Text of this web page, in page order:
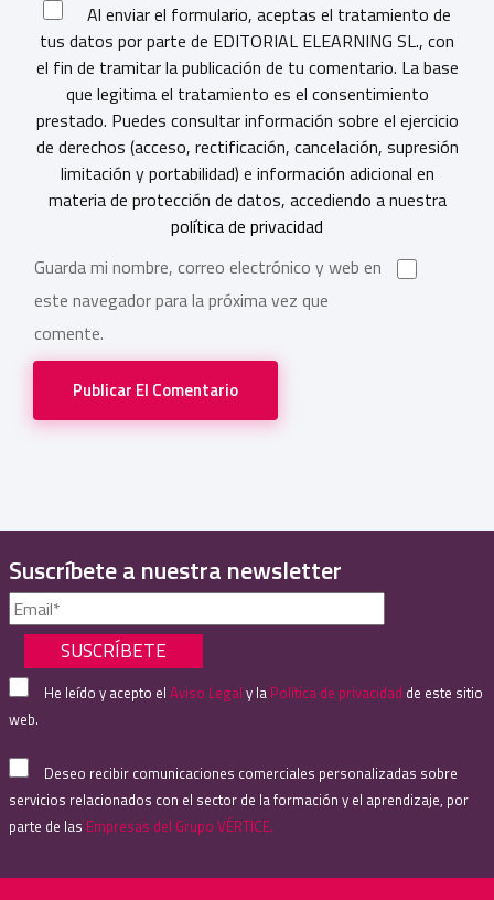
Al enviar el formulario, aceptas el tratamiento de
tus datos por parte de EDITORIAL ELEARNING SL., con
el fin de tramitar la publicación de tu comentario. La base
que legitima el tratamiento es el consentimiento
prestado. Puedes consultar información sobre el ejercicio
de derechos (acceso, rectificación, cancelación, supresión
limitación y portabilidad) e información adicional en
materia de protección de datos, accediendo a nuestra
política de privacidad
Guarda mi nombre, correo electrónico y web en
este navegador para la próxima vez que
comente.
Publicar El Comentario
Suscríbete a nuestra newsletter
He leído y acepto elAviso Legal y la Política de privacidad de este sitio
web.
Deseo recibir comunicaciones comerciales personalizadas sobre
servicios relacionados con el sector de la formación y el aprendizaje, por
parte de las Empresas del Grupo VÉRTICE.